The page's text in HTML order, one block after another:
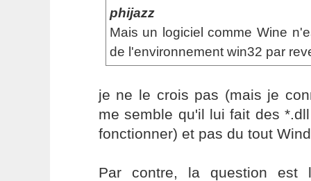
phijazz
Mais un logiciel comme Wine
de l'environnement win32 par
je ne le crois pas (mais je
me semble qu'il lui fait des
fonctionner) et pas du tout
Par contre, la question est